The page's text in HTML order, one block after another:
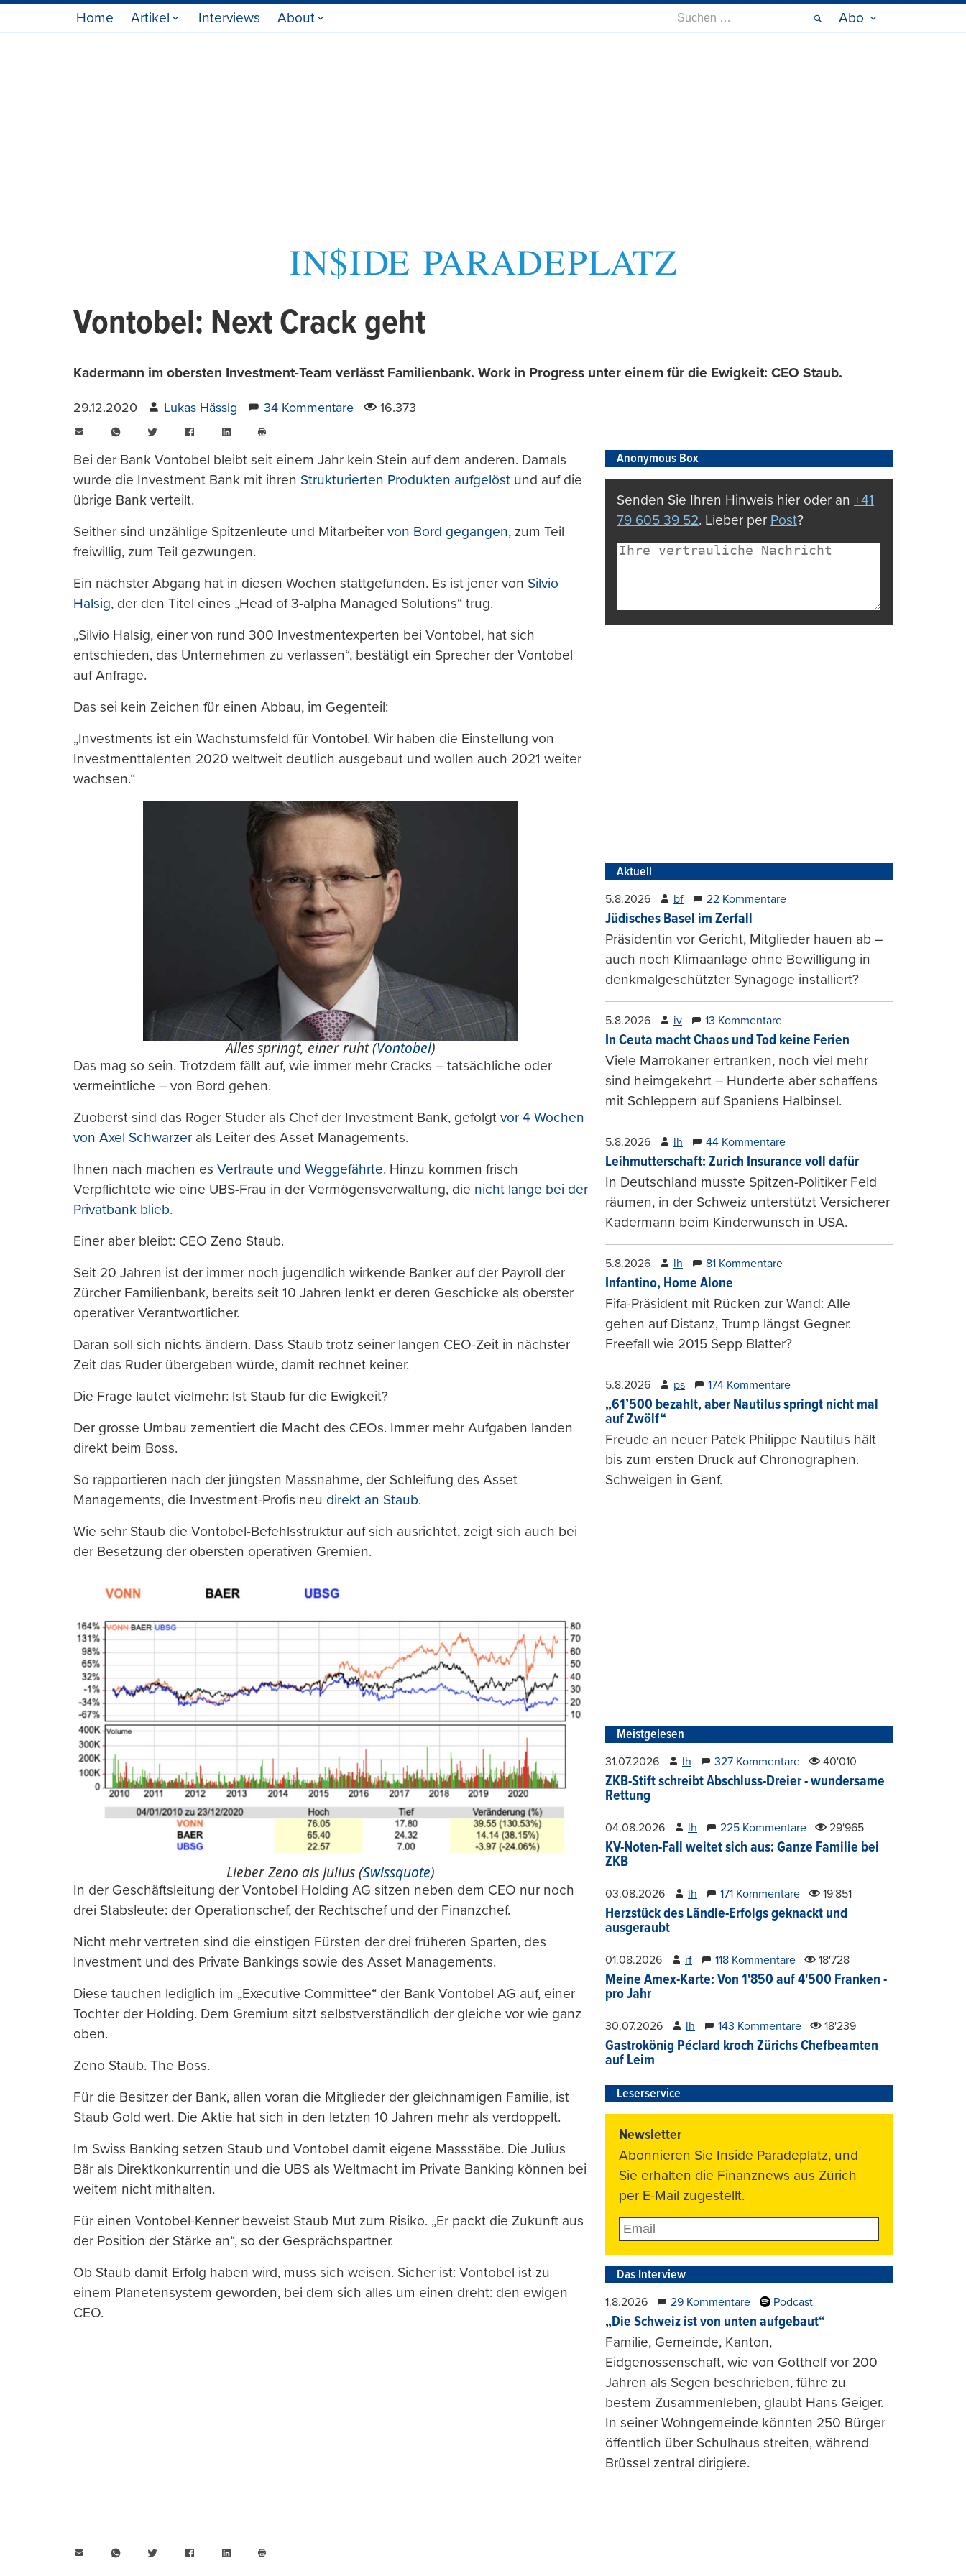
Home Artikel Interviews About
Suche
nach:
Abo
Vontobel: Next Crack geht
Kadermann im obersten Investment-Team verlässt Familienbank. Work in Progress unter einem für die Ewigkeit: CEO Staub.
29.12.2020 Lukas Hässig 34 Kommentare 16.373
WhatsAppTwitter FacebookLinkedIn
drucken
Bei der Bank Vontobel bleibt seit einem Jahr kein Stein auf dem anderen. Damals
wurde die Investment Bank mit ihren Strukturierten Produkten aufgelöst und auf die
übrige Bank verteilt.
Seither sind unzählige Spitzenleute und Mitarbeiter von Bord gegangen, zum Teil
freiwillig, zum Teil gezwungen.
Ein nächster Abgang hat in diesen Wochen stattgefunden. Es ist jener von Silvio
Halsig, der den Titel eines „Head of 3-alpha Managed Solutions“ trug.
„Silvio Halsig, einer von rund 300 Investmentexperten bei Vontobel, hat sich
entschieden, das Unternehmen zu verlassen“, bestätigt ein Sprecher der Vontobel
auf Anfrage.
Das sei kein Zeichen für einen Abbau, im Gegenteil:
„Investments ist ein Wachstumsfeld für Vontobel. Wir haben die Einstellung von
Investmenttalenten 2020 weltweit deutlich ausgebaut und wollen auch 2021 weiter
wachsen.“
Alles springt, einer ruht (Vontobel)
Das mag so sein. Trotzdem fällt auf, wie immer mehr Cracks – tatsächliche oder
vermeintliche – von Bord gehen.
Zuoberst sind das Roger Studer als Chef der Investment Bank, gefolgt vor 4 Wochen
von Axel Schwarzer als Leiter des Asset Managements.
Ihnen nach machen es Vertraute und Weggefährte. Hinzu kommen frisch
Verpflichtete wie eine UBS-Frau in der Vermögensverwaltung, die nicht lange bei der
Privatbank blieb.
Einer aber bleibt: CEO Zeno Staub.
Seit 20 Jahren ist der immer noch jugendlich wirkende Banker auf der Payroll der
Zürcher Familienbank, bereits seit 10 Jahren lenkt er deren Geschicke als oberster
operativer Verantwortlicher.
Daran soll sich nichts ändern. Dass Staub trotz seiner langen CEO-Zeit in nächster
Zeit das Ruder übergeben würde, damit rechnet keiner.
Die Frage lautet vielmehr: Ist Staub für die Ewigkeit?
Der grosse Umbau zementiert die Macht des CEOs. Immer mehr Aufgaben landen
direkt beim Boss.
So rapportieren nach der jüngsten Massnahme, der Schleifung des Asset
Managements, die Investment-Profis neu direkt an Staub.
Wie sehr Staub die Vontobel-Befehlsstruktur auf sich ausrichtet, zeigt sich auch bei
der Besetzung der obersten operativen Gremien.
Lieber Zeno als Julius (Swissquote)
In der Geschäftsleitung der Vontobel Holding AG sitzen neben dem CEO nur noch
drei Stabsleute: der Operationschef, der Rechtschef und der Finanzchef.
Nicht mehr vertreten sind die einstigen Fürsten der drei früheren Sparten, des
Investment und des Private Bankings sowie des Asset Managements.
Diese tauchen lediglich im „Executive Committee“ der Bank Vontobel AG auf, einer
Tochter der Holding. Dem Gremium sitzt selbstverständlich der gleiche vor wie ganz
oben.
Zeno Staub. The Boss.
Für die Besitzer der Bank, allen voran die Mitglieder der gleichnamigen Familie, ist
Staub Gold wert. Die Aktie hat sich in den letzten 10 Jahren mehr als verdoppelt.
Im Swiss Banking setzen Staub und Vontobel damit eigene Massstäbe. Die Julius
Bär als Direktkonkurrentin und die UBS als Weltmacht im Private Banking können bei
weitem nicht mithalten.
Für einen Vontobel-Kenner beweist Staub Mut zum Risiko. „Er packt die Zukunft aus
der Position der Stärke an“, so der Gesprächspartner.
Ob Staub damit Erfolg haben wird, muss sich weisen. Sicher ist: Vontobel ist zu
einem Planetensystem geworden, bei dem sich alles um einen dreht: den ewigen
CEO.
WhatsAppTwitter FacebookLinkedIn
Anonymous Box
Senden Sie Ihren Hinweis hier oder an +41
79 605 39 52. Lieber per Post?
Aktuell
5.8.2026 bf 22 Kommentare
Jüdisches Basel im Zerfall
Präsidentin vor Gericht, Mitglieder hauen ab –
auch noch Klimaanlage ohne Bewilligung in
denkmalgeschützter Synagoge installiert?
5.8.2026 iv 13 Kommentare
In Ceuta macht Chaos und Tod keine Ferien
Viele Marrokaner ertranken, noch viel mehr
sind heimgekehrt – Hunderte aber schaffens
mit Schleppern auf Spaniens Halbinsel.
5.8.2026 lh 44 Kommentare
Leihmutterschaft: Zurich Insurance voll dafür
In Deutschland musste Spitzen-Politiker Feld
räumen, in der Schweiz unterstützt Versicherer
Kadermann beim Kinderwunsch in USA.
5.8.2026 lh 81 Kommentare
Infantino, Home Alone
Fifa-Präsident mit Rücken zur Wand: Alle
gehen auf Distanz, Trump längst Gegner.
Freefall wie 2015 Sepp Blatter?
5.8.2026 ps 174 Kommentare
„61’500 bezahlt, aber Nautilus springt nicht mal
auf Zwölf“
Freude an neuer Patek Philippe Nautilus hält
bis zum ersten Druck auf Chronographen.
Schweigen in Genf.
Meistgelesen
31.07.2026 lh 327 Kommentare 40'010
ZKB-Stift schreibt Abschluss-Dreier - wundersame
Rettung
04.08.2026 lh 225 Kommentare 29'965
KV-Noten-Fall weitet sich aus: Ganze Familie bei
ZKB
03.08.2026 lh 171 Kommentare 19'851
Herzstück des Ländle-Erfolgs geknackt und
ausgeraubt
01.08.2026 rf 118 Kommentare 18'728
Meine Amex-Karte: Von 1'850 auf 4'500 Franken -
pro Jahr
30.07.2026 lh 143 Kommentare 18'239
Gastrokönig Péclard kroch Zürichs Chefbeamten
auf Leim
Leserservice
Newsletter
Abonnieren Sie Inside Paradeplatz, und
Sie erhalten die Finanznews aus Zürich
per E-Mail zugestellt.
Das Interview
1.8.2026 29 Kommentare Podcast
„Die Schweiz ist von unten aufgebaut“
Familie, Gemeinde, Kanton,
Eidgenossenschaft, wie von Gotthelf vor 200
Jahren als Segen beschrieben, führe zu
bestem Zusammenleben, glaubt Hans Geiger.
In seiner Wohngemeinde könnten 250 Bürger
öffentlich über Schulhaus streiten, während
Brüssel zentral dirigiere.